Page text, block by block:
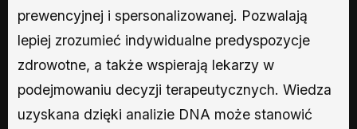
prewencyjnej i spersonalizowanej. Pozwalają
lepiej zrozumieć indywidualne predyspozycje
zdrowotne, a także wspierają lekarzy w
podejmowaniu decyzji terapeutycznych. Wiedza
uzyskana dzięki analizie DNA może stanowić